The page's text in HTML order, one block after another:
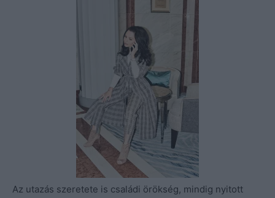
Az utazás szeretete is családi örökség, mindig nyitott